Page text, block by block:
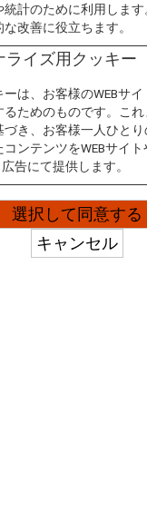
らライトアップされ
10ｍ、幅は約20ｍ
水が木漏れ日に照ら
です。
も回ることのでき、
緑の木々と木漏れ日
のカーテンを裏側か
統計のために利用します
な改善に役立ちます。
ライズ用クッキー
ーは、お客様のWEBサイ
るためのものです。こ
づき、お客様一人ひと
ンテンツをWEBサイ
告にて提供します。
選択して同意する
キャンセル